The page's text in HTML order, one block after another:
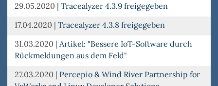
29.05.2020 | Tracealyzer 4.3.9 freigegeben
17.04.2020 | Tracealyzer 4.3.8 freigegeben
31.03.2020 | Artikel: "Bessere IoT-Software durch
Rückmeldungen aus dem Feld"
27.03.2020 | Percepio & Wind River Partnership for